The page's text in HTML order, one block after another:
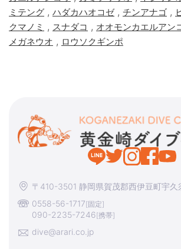
ミテング , ハダカハオコゼ, チンアナゴ ,
クマノミ , スナダコ , オオモンカエルアン
メガネウオ , ロウソクギンポ
〒410-3501 静岡県賀茂郡西伊豆町宇
0558-56-1717[固定]
090-2235-7246[携帯]
dive@arari.co.jp